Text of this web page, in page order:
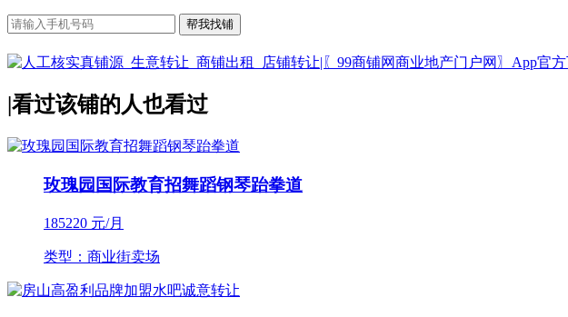
看过该铺的人也看过
玫瑰园国际教育招舞蹈钢琴跆拳道
185220 元/月
类型：商业街卖场